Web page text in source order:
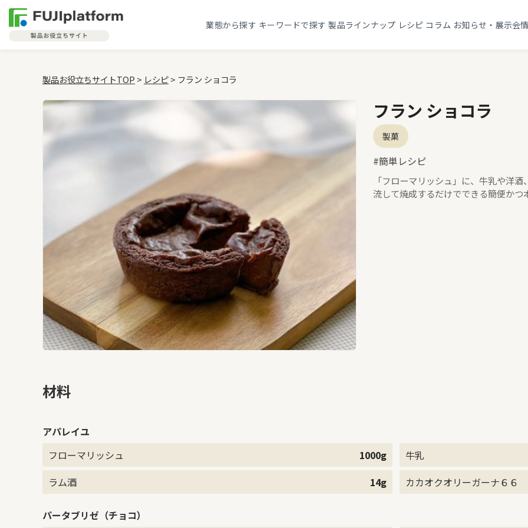
業態から探す キーワードで探す 製品ラインナップ レシピ コラム お知らせ・展示会
製品お役立ちサイトTOP > レシピ> フラン ショコラ
フラン ショコラ
製菓
#簡単レシピ
「フローマリッシュ」に、牛乳や洋
流して焼成するだけでできる簡便かつ
材料
アパレイユ
フローマリッシュ
1000g 牛乳
ラム酒
14g カカオクオリーガーナ６６
パータブリゼ（チョコ）